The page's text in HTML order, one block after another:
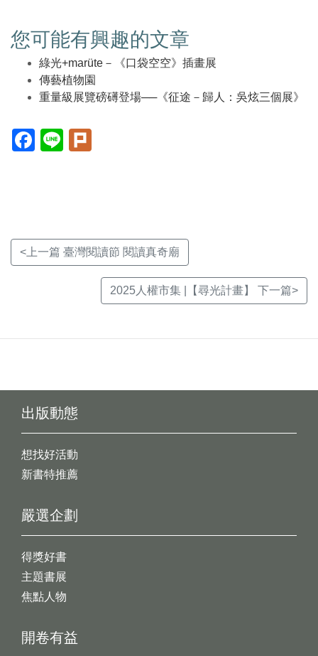
您可能有興趣的文章
綠光+marüte－《口袋空空》插畫展
傳藝植物園
重量級展覽磅礡登場──《征途－歸人：吳炫三個展》
Facebook(另
開
Line(另
開
<上一篇 臺灣閱讀節 閱讀真奇廟
2025人權市集 |【尋光計畫】 下一篇>
出版動態
想找好活動
新書特推薦
開卷有益
嚴選企劃
得獎好書
主題書展
焦點人物